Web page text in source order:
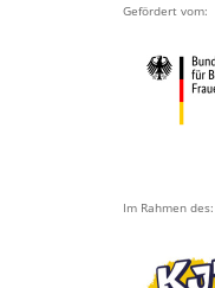
Gefördert vom:
Im Rahmen des: